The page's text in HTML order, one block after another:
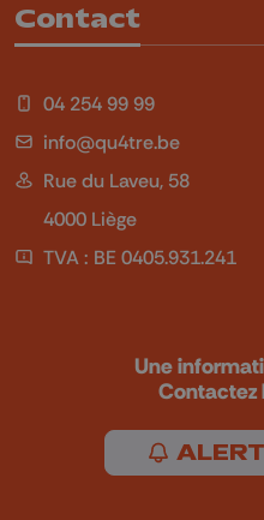
Contact
04 254 99 99
info@qu4tre.be
Rue du Laveu, 58
4000 Liège
TVA : BE 0405.931.241
Une
Contactez